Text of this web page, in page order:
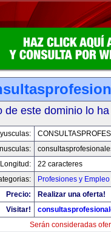
de este dominio lo
Longitud:
22 caracteres
Profesiones y Empleo
Precio:
Realizar una oferta!
Visitar!
Serán consideradas